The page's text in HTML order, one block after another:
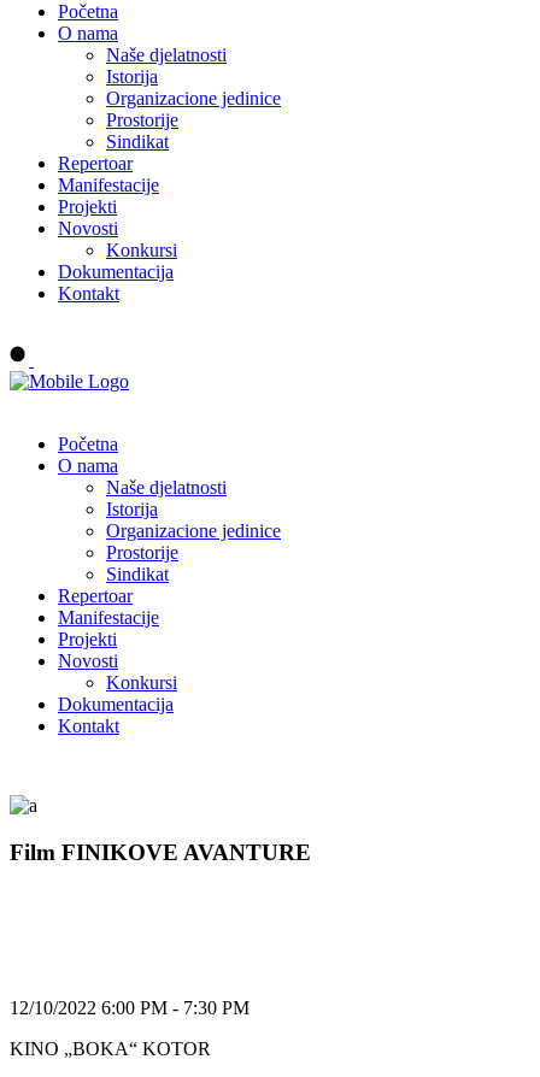
Početna
O nama
Naše djelatnosti
Istorija
Organizacione jedinice
Prostorije
Sindikat
Repertoar
Manifestacije
Projekti
Novosti
Konkursi
Dokumentacija
Kontakt
Početna
O nama
Naše djelatnosti
Istorija
Organizacione jedinice
Prostorije
Sindikat
Repertoar
Manifestacije
Projekti
Novosti
Konkursi
Dokumentacija
Kontakt
Film FINIKOVE AVANTURE
12/10/2022 6:00 PM - 7:30 PM
KINO „BOKA“ KOTOR